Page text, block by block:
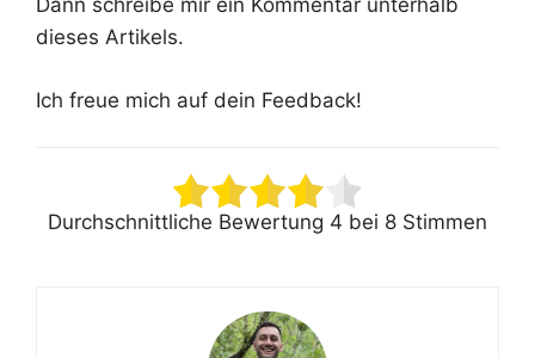
Dann schreibe mir ein Kommentar unterhalb
dieses Artikels.
Ich freue mich auf dein Feedback!
Durchschnittliche Bewertung 4 bei 8 Stimmen